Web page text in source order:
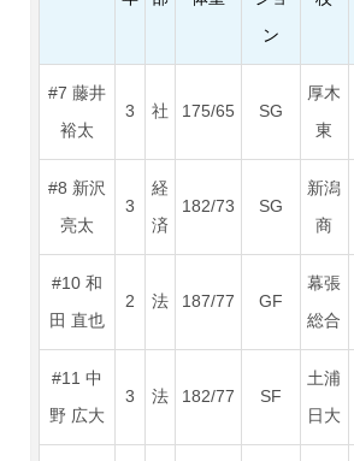
ン
#7 藤井
裕太
3 社 175/65 SG
厚木
東
#8 新沢
亮太
3
経
済
182/73 SG
新潟
商
#10 和
田 直也
2 法 187/77 GF
幕張
総合
#11 中
野 広大
3 法 182/77 SF
土浦
日大